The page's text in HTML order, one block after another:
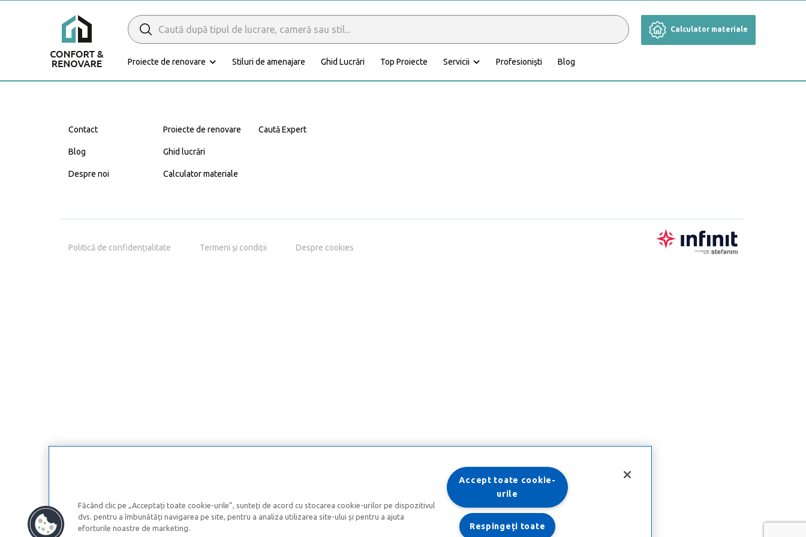
Search
for:
Proiecte de renovare Stiluri de amenajare Ghid Lucrări Top Proiecte Servicii Profesioniști Blog
Calculator materiale
Contact
Blog
Despre noi
Proiecte de renovare
Ghid lucrări
Calculator materiale
Caută Expert
Politică de confidențialitate Termeni și condiții Despre cookies
Făcând clic pe „Acceptați toate cookie-urile”, sunteți de acord cu stocarea cookie-urilor pe dispozitivul
dvs. pentru a îmbunătăți navigarea pe site, pentru a analiza utilizarea site-ului și pentru a ajuta
eforturile noastre de marketing.
Accept toate cookie-
urile
Respingeți toate